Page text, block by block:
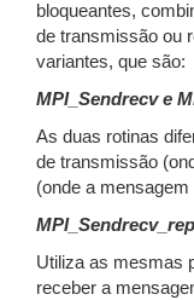
bloqueantes,
de transmissão ou
variantes, que são:
MPI_Sendrecv e
As duas rotinas
de transmissão
(onde a
Utiliza as mesmas
receber a